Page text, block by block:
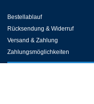
Bestellablauf
Rücksendung & Widerruf
Versand & Zahlung
Zahlungsmöglichkeiten